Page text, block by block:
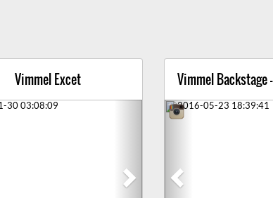
Vimmel Excet Vimmel Backstage
Previous